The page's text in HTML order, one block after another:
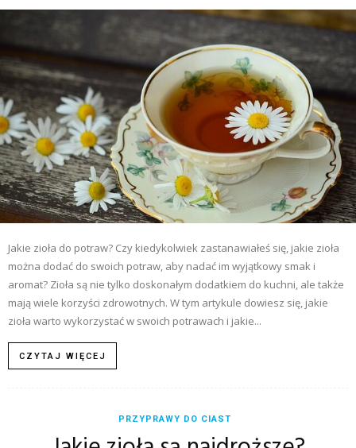
Jakie zioła do potraw? Czy kiedykolwiek zastanawiałeś się, jakie zioła
można dodać do swoich potraw, aby nadać im wyjątkowy smak i
aromat? Zioła są nie tylko doskonałym dodatkiem do kuchni, ale także
mają wiele korzyści zdrowotnych. W tym artykule dowiesz się, jakie
zioła warto wykorzystać w swoich potrawach i jakie...
CZYTAJ WIĘCEJ
PRZYPRAWY DO CIAST